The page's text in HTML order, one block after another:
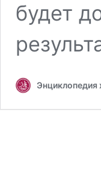
будет
Энциклопедия